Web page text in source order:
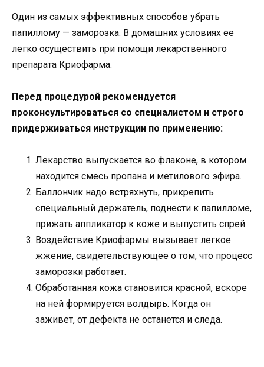
Один из самых эффективных способов убрать
папиллому — заморозка. В домашних условиях ее
легко осуществить при помощи лекарственного
препарата Криофарма.
Перед процедурой рекомендуется
проконсультироваться со специалистом и строго
придерживаться инструкции по применению:
Лекарство выпускается во флаконе, в котором
находится смесь пропана и метилового эфира.
Баллончик надо встряхнуть, прикрепить
специальный держатель, поднести к папилломе,
прижать аппликатор к коже и выпустить спрей.
Воздействие Криофармы вызывает легкое
жжение, свидетельствующее о том, что процесс
заморозки работает.
Обработанная кожа становится красной, вскоре
на ней формируется волдырь. Когда он
заживет, от дефекта не останется и следа.